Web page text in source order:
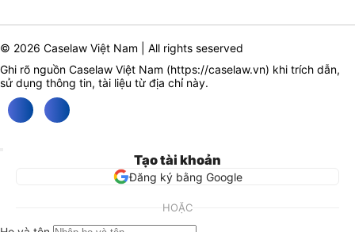
© 2026 Caselaw Việt Nam | All rights seserved
Ghi rõ nguồn Caselaw Việt Nam (https://caselaw.vn) khi trích dẫn,
sử dụng thông tin, tài liệu từ địa chỉ này.
Tạo tài khoản
Đăng ký bằng Google
HOẶC